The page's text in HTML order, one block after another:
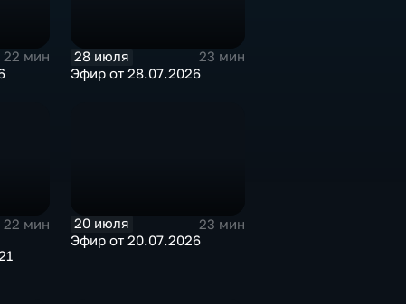
22 мин
28 июля
23 мин
Эфир от 28.07.2026
22 мин
20 июля
23 мин
Эфир от 20.07.2026